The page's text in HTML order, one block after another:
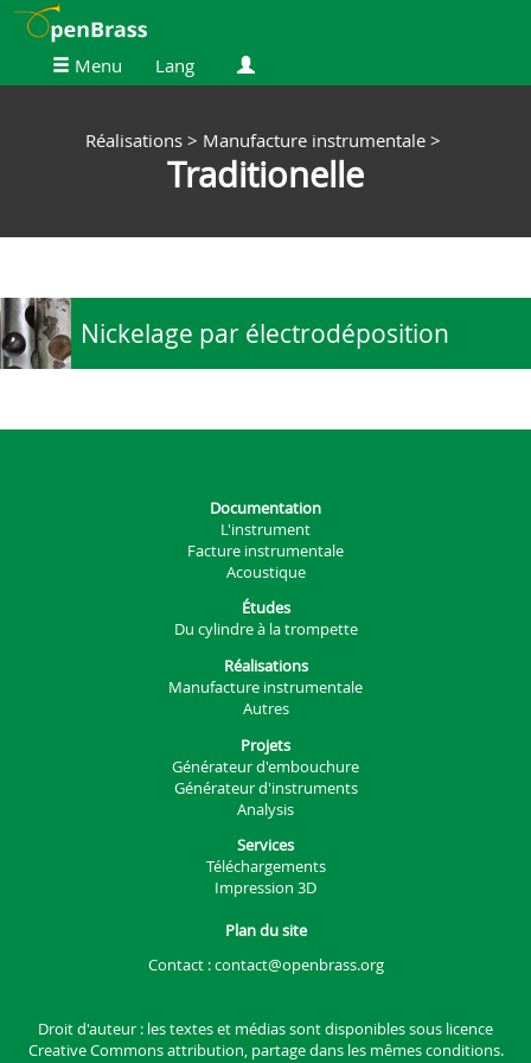
Menu Lang
Réalisations > Manufacture instrumentale >
Traditionelle
Nickelage par électrodéposition
Documentation
L'instrument
Facture instrumentale
Acoustique
Études
Du cylindre à la trompette
Réalisations
Manufacture instrumentale
Autres
Projets
Générateur d'embouchure
Générateur d'instruments
Analysis
Services
Téléchargements
Impression 3D
Plan du site
Contact :contact@openbrass.org
Droit d'auteur : les textes et médias sont disponibles sous licence
Creative Commons attribution, partage dans les mêmes conditions.